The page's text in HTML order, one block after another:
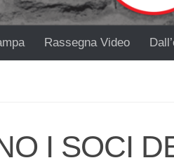
Rassegna Video
I SOCI